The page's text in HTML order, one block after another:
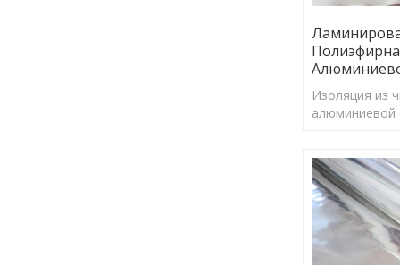
Изоляция из
алюминиевой
отражать
солнечной
барьерного